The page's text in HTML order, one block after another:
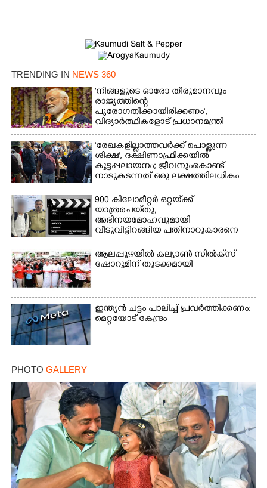
TRENDING IN NEWS 360
'നിങ്ങളുടെ ഓരോ തീരുമാനവും
രാജ്യത്തിന്റെ
പുരോഗതിക്കായിരിക്കണം',​
വിദ്യാർത്ഥികളോട് പ്രധാനമന്ത്രി
'രേഖകളില്ലാത്തവർക്ക് പൊള്ളുന്ന
ശിക്ഷ', ദക്ഷിണാഫ്രിക്കയിൽ
കൂട്ടപ്പലായനം; ജീവനുംകൊണ്ട്
നാടുകടന്നത് ഒരു ലക്ഷത്തിലധികം
പേർ
900 കിലോമീറ്റർ ഒറ്റയ്‌ക്ക്
യാത്രചെ‌യ്‌തു,​
അഭിനയമോഹവുമായി
വീടുവിട്ടിറങ്ങിയ പതിനാറുകാരനെ
കണ്ടെത്തിയത് ഫിലിം സിറ്റിയിൽ
ആലപ്പുഴയിൽ കല്യാൺ സിൽക്‌സ്
ഷോറൂമിന് തുടക്കമായി
ഇന്ത്യൻ ചട്ടം പാലിച്ച് പ്രവർത്തിക്കണം:
മെറ്റയോട് കേന്ദ്രം
PHOTO GALLERY
Copy Link